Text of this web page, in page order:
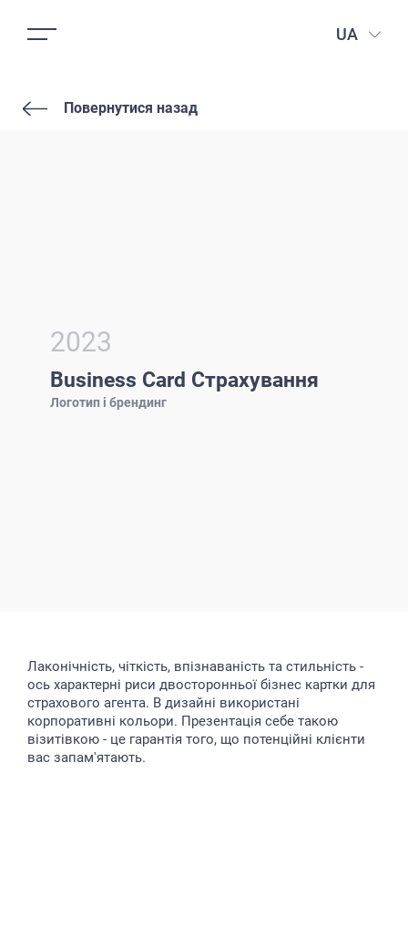
UA
Повернутися назад
2023
Business Card Страхування
Логотип і брендинг
Лаконічність, чіткість, впізнаваність та стильність -
ось характерні риси двосторонньої бізнес картки для
страхового агента. В дизайні використані
корпоративні кольори. Презентація себе такою
візитівкою - це гарантія того, що потенційні клієнти
вас запам'ятають.